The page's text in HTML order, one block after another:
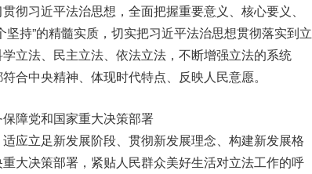
彻习近平法治思想，全面把握重要意义、核心要义、
持”的精髓实质，切实把习近平法治思想贯彻落实到立
立法、民主立法、依法立法，不断增强立法的系统
合中央精神、体现时代特点、反映人民意愿。
障党和国家重大决策部署
应立足新发展阶段、贯彻新发展理念、构建新发展格
大决策部署，紧贴人民群众美好生活对立法工作的呼